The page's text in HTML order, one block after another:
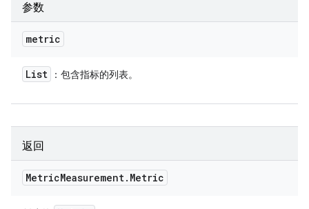
参数
metric
List ：包含指标的列表。
返回
MetricMeasurement. Metric